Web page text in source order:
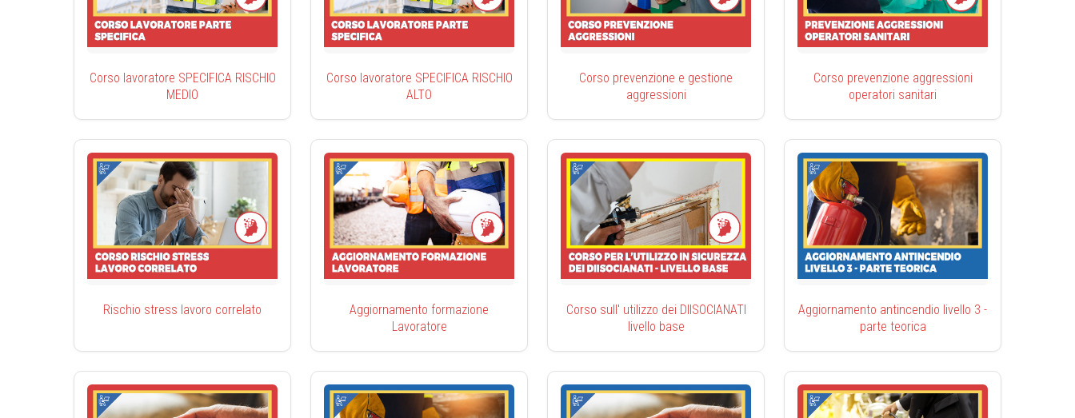
Corso lavoratore SPECIFICA RISCHIO
MEDIO
Corso lavoratore SPECIFICA RISCHIO
ALTO
Corso prevenzione e gestione
aggressioni
Corso prevenzione aggressioni
operatori sanitari
Rischio stress lavoro correlato
Aggiornamento formazione
Lavoratore
Corso sull' utilizzo dei DIISOCIANATI
livello base
Aggiornamento antincendio livello 3 -
parte teorica